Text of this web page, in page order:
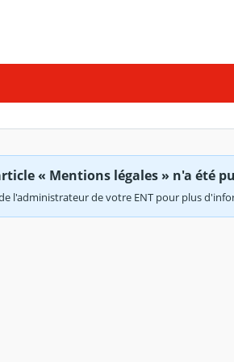
« Mentions légales » n'a été
l'administrateur de votre ENT pour plus